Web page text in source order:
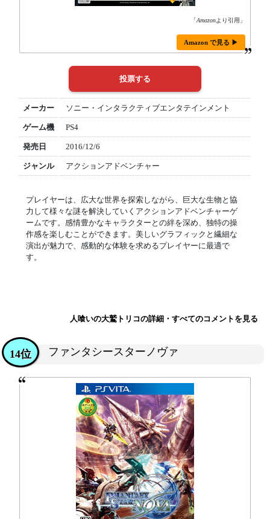
「Amazonより引用」
Amazon で見る ▶
メーカー ソニー・インタラクティブエンタテインメント
ゲーム機 PS4
発売日 2016/12/6
ジャンル アクションアドベンチャー
プレイヤーは、広大な世界を探索しながら、巨大な生物と協
力して様々な謎を解決していくアクションアドベンチャーゲ
ームです。感情豊かなキャラクターとの絆を深め、独特の操
作感を楽しむことができます。美しいグラフィックと繊細な
演出が魅力で、感動的な体験を求めるプレイヤーに最適で
す。
人喰いの大鷲トリコの詳細・すべてのコメントを見る
ファンタシースターノヴァ
14位